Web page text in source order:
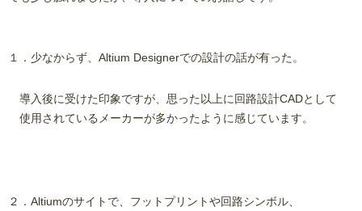
１．少なからず、Altium Designerでの設計の話が有った。
導入後に受けた印象ですが、思った以上に回路設計CADとして
使用されているメーカーが多かったように感じています。
２．Altiumのサイトで、フットプリントや回路シンボル、